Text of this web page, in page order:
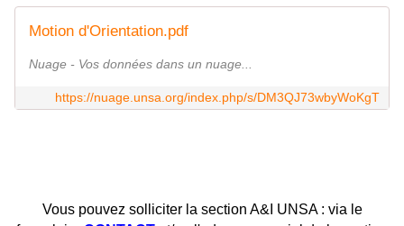
Motion d'Orientation.pdf
Nuage - Vos données dans un nuage...
https://nuage.unsa.org/index.php/s/DM3QJ73wbyWoKgT
Vous pouvez solliciter la section A&I UNSA : via le